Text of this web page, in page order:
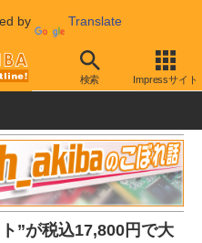
by Translate
検索 Impressサイト
価格情報 特価情報
”が税込17,800円で大